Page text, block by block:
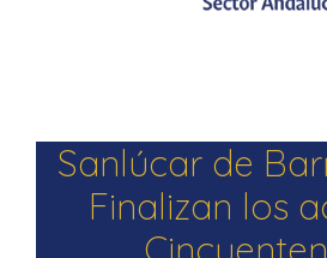
Sanlúcar de
Finalizan los